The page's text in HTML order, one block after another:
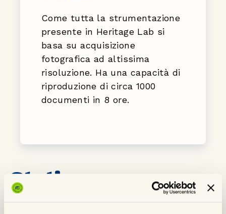
Come tutta la strumentazione
presente in Heritage Lab si
basa su acquisizione
fotografica ad altissima
risoluzione. Ha una capacità di
riproduzione di circa 1000
documenti in 8 ore.
Stativo